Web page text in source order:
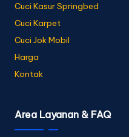
Cuci Kasur Springbed
Cuci Karpet
Cuci Jok Mobil
Harga
Kontak
Area Layanan & FAQ